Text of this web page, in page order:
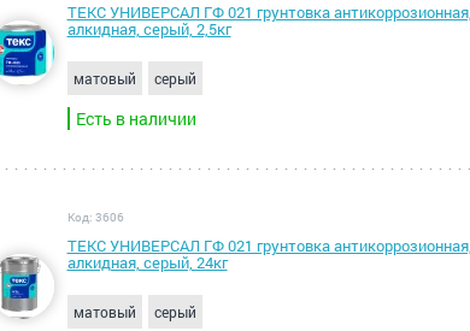
ТЕКС УНИВЕРСАЛ ГФ 021 грунтовка антикоррозионная,
алкидная, серый, 2,5кг
матовый серый
Есть в наличии
Код: 3606
ТЕКС УНИВЕРСАЛ ГФ 021 грунтовка антикоррозионная,
алкидная, серый, 24кг
матовый серый